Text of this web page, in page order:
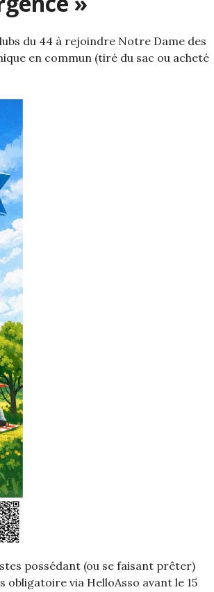
du 44 à rejoindre Notre Dame des
en commun (tiré du sac ou acheté
possédant (ou se faisant prêter)
via HelloAsso avant le 15